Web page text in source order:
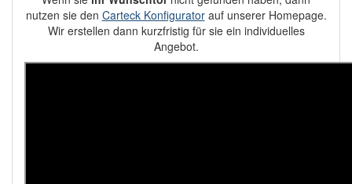
nutzen sie den Carteck Konfiguratorauf unserer Homepage.
Wir erstellen dann kurzfristig für sie ein individuelles
Angebot.